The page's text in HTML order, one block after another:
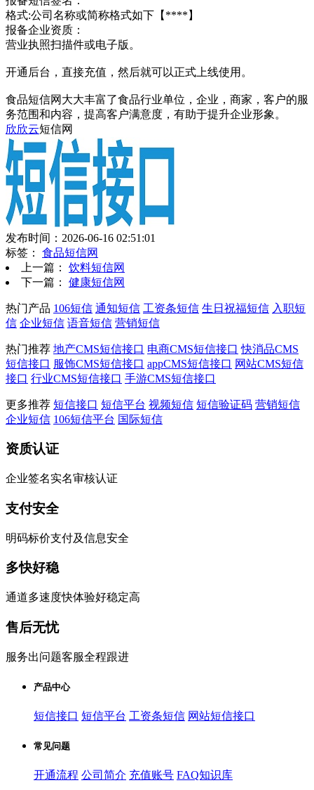
格式:公司名称或简称格式如下【****】
报备企业资质：
营业执照扫描件或电子版。
开通后台，直接充值，然后就可以正式上线使用。
食品短信网大大丰富了食品行业单位，企业，商家，客户的服
务范围和内容，提高客户满意度，有助于提升企业形象。
欣欣云短信网
发布时间：2026-06-16 02:51:01
标签： 食品短信网
上一篇： 饮料短信网
下一篇： 健康短信网
热门产品 106短信 通知短信 工资条短信 生日祝福短信 入职短
信 企业短信 语音短信 营销短信
热门推荐 地产CMS短信接口 电商CMS短信接口 快消品CMS
短信接口 服饰CMS短信接口 appCMS短信接口 网站CMS短信
接口 行业CMS短信接口 手游CMS短信接口
更多推荐 短信接口 短信平台 视频短信 短信验证码 营销短信
企业短信 106短信平台 国际短信
资质认证
企业签名实名审核认证
支付安全
明码标价支付及信息安全
多快好稳
通道多速度快体验好稳定高
售后无忧
服务出问题客服全程跟进
产品中心
短信接口 短信平台 工资条短信 网站短信接口
常见问题
开通流程 公司简介 充值账号 FAQ知识库